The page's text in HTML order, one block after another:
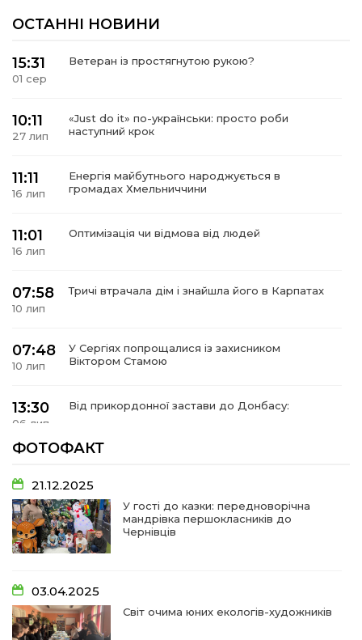
ОСТАННІ НОВИНИ
15:31
01 сер
Ветеран із простягнутою рукою?
10:11
27 лип
«Just do it» по-українськи: просто роби
наступний крок
11:11
16 лип
Енергія майбутнього народжується в
громадах Хмельниччини
11:01
16 лип
Оптимізація чи відмова від людей
07:58
10 лип
Тричі втрачала дім і знайшла його в Карпатах
07:48
10 лип
У Сергіях попрощалися із захисником
Віктором Стамою
13:30
06 лип
Від прикордонної застави до Донбасу:
01 лип
09:31
28 чер
Творчі підсумки юних художників
09:28
28 чер
Проза Людмили Охріменко: про те, що і гріє, і
ФОТОФАКТ
21.12.2025
У гості до казки: передноворічна
мандрівка першокласників до
Чернівців
03.04.2025
Світ очима юних екологів-художників